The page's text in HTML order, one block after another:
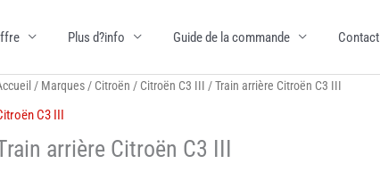
Plus d?info Guide de la commande Contact
/ Marques / Citroën / Citroën C3 III / Train arrière Citroën C3 III
C3 III
arrière Citroën C3 III